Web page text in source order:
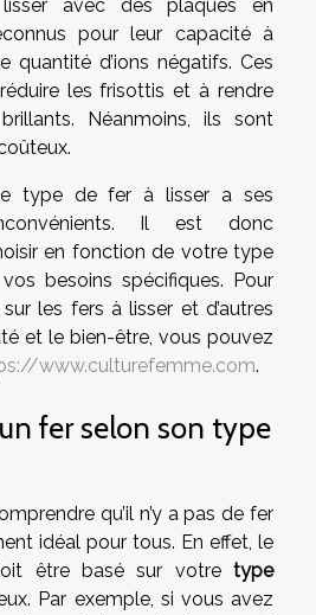
avec des plaques en
pour leur capacité à
quantité d’ions négatifs. Ces
les frisottis et à rendre
Néanmoins, ils sont
type de fer à lisser a ses
Il est donc
en fonction de votre type
besoins spécifiques. Pour
les fers à lisser et d’autres
et le bien-être, vous pouvez
www.culturefemme.com.
fer selon son type
qu’il n’y a pas de fer
idéal pour tous. En effet, le
être basé sur votre type
Par exemple, si vous avez